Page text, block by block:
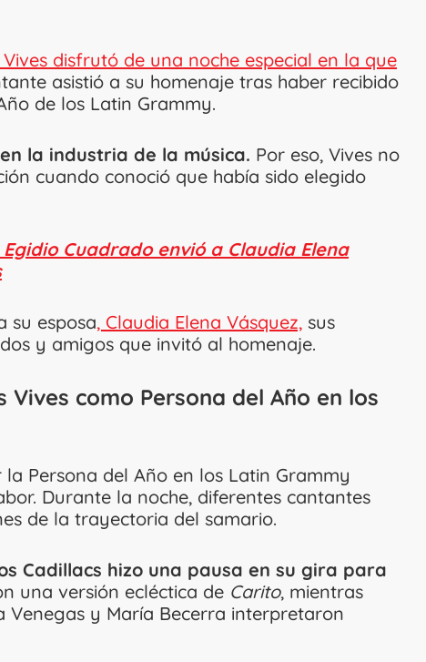
Vives disfrutó de una noche especial en la que
asistió a su homenaje tras haber recibido
de los Latin Grammy.
la industria de la música. Por eso, Vives no
cuando conoció que había sido elegido
Cuadrado envió a Claudia Elena
su esposa, Claudia Elena Vásquez, sus
y amigos que invitó al homenaje.
como Persona del Año en los
Persona del Año en los Latin Grammy
Durante la noche, diferentes cantantes
de la trayectoria del samario.
Cadillacs hizo una pausa en su gira para
una versión ecléctica de Carito, mientras
y María Becerra interpretaron